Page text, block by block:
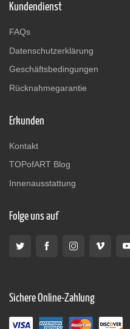
Kundendienst
FAQs
Datenschutzerklärung
Geschäftsbedingungen
Rücknahmegarantie
Erkunden
Kontakt
TOPofART Blog
Innenausstattung
Folge uns auf
Sichere Online-Zahlung